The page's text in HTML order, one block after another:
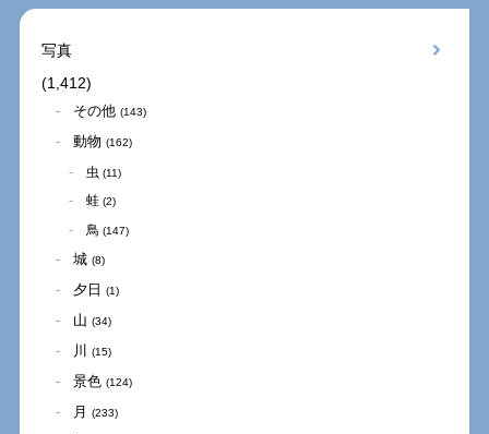
写真
(1,412)
その他 (143)
動物 (162)
虫 (11)
蛙 (2)
鳥 (147)
城 (8)
夕日 (1)
山 (34)
川 (15)
景色 (124)
月 (233)